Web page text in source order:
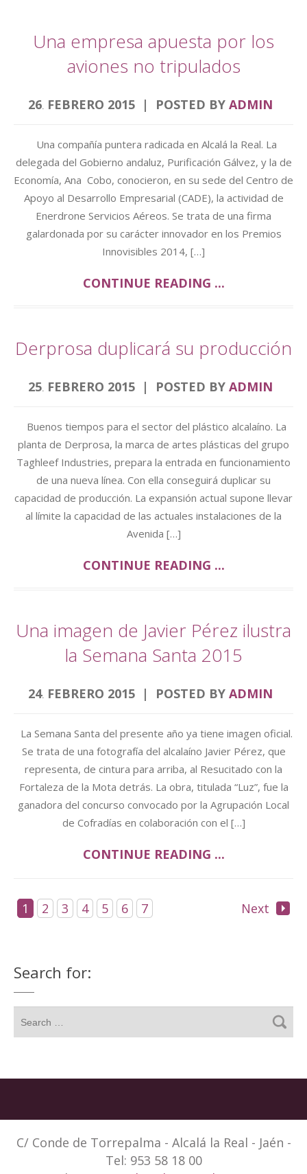
Una empresa apuesta por los
aviones no tripulados
26. FEBRERO 2015 POSTED BY ADMIN
Una compañía puntera radicada en Alcalá la Real. La
delegada del Gobierno andaluz, Purificación Gálvez, y la de
Economía, Ana Cobo, conocieron, en su sede del Centro de
Apoyo al Desarrollo Empresarial (CADE), la actividad de
Enerdrone Servicios Aéreos. Se trata de una firma
galardonada por su carácter innovador en los Premios
Innovisibles 2014, […]
CONTINUE READING ...
Derprosa duplicará su producción
25. FEBRERO 2015 POSTED BY ADMIN
Buenos tiempos para el sector del plástico alcalaíno. La
planta de Derprosa, la marca de artes plásticas del grupo
Taghleef Industries, prepara la entrada en funcionamiento
de una nueva línea. Con ella conseguirá duplicar su
capacidad de producción. La expansión actual supone llevar
al límite la capacidad de las actuales instalaciones de la
Avenida […]
CONTINUE READING ...
Una imagen de Javier Pérez ilustra
la Semana Santa 2015
24. FEBRERO 2015 POSTED BY ADMIN
La Semana Santa del presente año ya tiene imagen oficial.
Se trata de una fotografía del alcalaíno Javier Pérez, que
representa, de cintura para arriba, al Resucitado con la
Fortaleza de la Mota detrás. La obra, titulada “Luz”, fue la
ganadora del concurso convocado por la Agrupación Local
de Cofradías en colaboración con el […]
CONTINUE READING ...
1 2 3 4 5 6 7 Next
Search for:
C/ Conde de Torrepalma - Alcalá la Real - Jaén -
Tel: 953 58 18 00